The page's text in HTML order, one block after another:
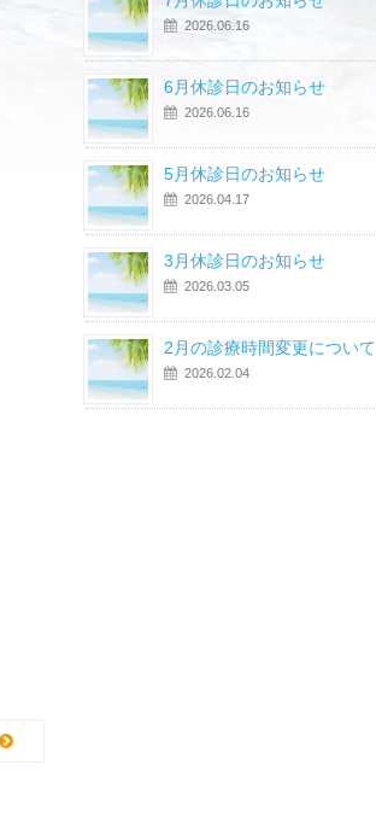
2026.06.16
6月休診日のお知らせ
2026.06.16
5月休診日のお知らせ
2026.04.17
3月休診日のお知らせ
2026.03.05
2月の診療時間変更について
2026.02.04